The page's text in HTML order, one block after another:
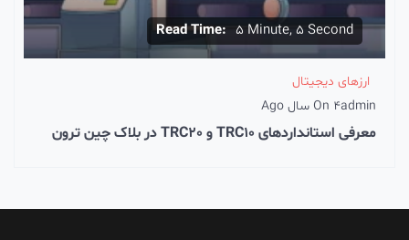
Read Time: 5 Minute, 5 Second
ارزهای دیجیتال
admin
On 4 سال Ago
معرفی استانداردهای TRC10 و TRC20 در بلاک چین ترون